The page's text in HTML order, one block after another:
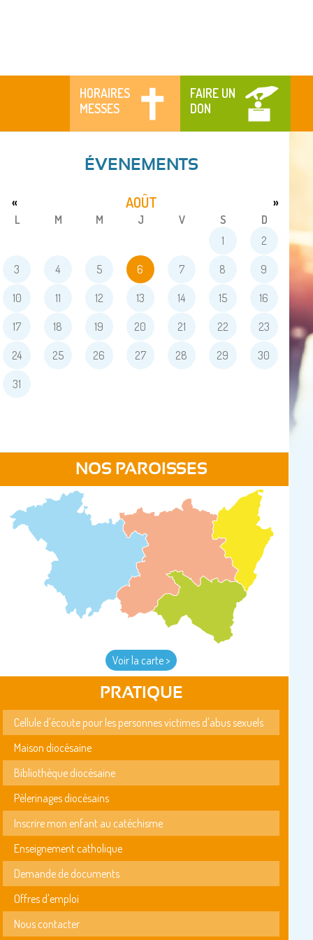
HORAIRES
MESSES
FAIRE UN
DON
ÉVENEMENTS
AOÛT
« »
L M M J V S
D
1
2
3 4 5 6 7 8 9
10 11 12 13 14 15 16
17 18 19 20 21 22 23
24 25 26 27 28 29 30
31
NOS PAROISSES
Voir la carte >
PRATIQUE
Cellule d'écoute pour les personnes victimes d'abus sexuels
Maison diocésaine
Bibliothèque diocésaine
Pèlerinages diocésains
Inscrire mon enfant au catéchisme
Enseignement catholique
Demande de documents
Offres d'emploi
Nous contacter